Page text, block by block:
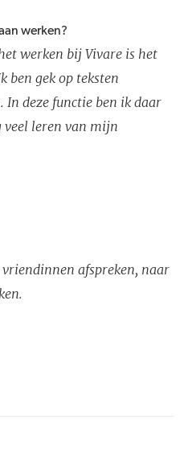
werken?
werken bij Vivare is het
ben gek op teksten
In deze functie ben ik daar
veel leren van mijn
afspreken, naar